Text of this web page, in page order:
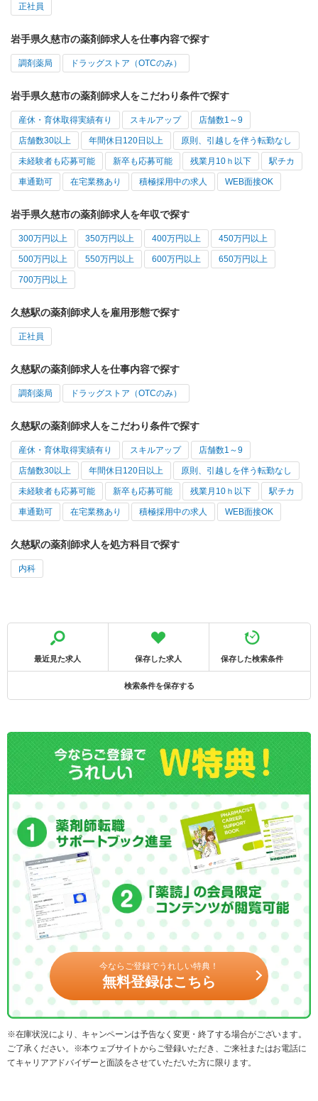
正社員
岩手県久慈市の薬剤師求人を仕事内容で探す
調剤薬局 ドラッグストア（OTCのみ）
岩手県久慈市の薬剤師求人をこだわり条件で探す
産休・育休取得実績有り スキルアップ 店舗数1～9
店舗数30以上 年間休日120日以上 原則、引越しを伴う転勤なし
未経験者も応募可能 新卒も応募可能 残業月10ｈ以下 駅チカ
車通勤可 在宅業務あり 積極採用中の求人 WEB面接OK
岩手県久慈市の薬剤師求人を年収で探す
300万円以上 350万円以上 400万円以上 450万円以上
500万円以上 550万円以上 600万円以上 650万円以上
700万円以上
久慈駅の薬剤師求人を雇用形態で探す
正社員
久慈駅の薬剤師求人を仕事内容で探す
調剤薬局 ドラッグストア（OTCのみ）
久慈駅の薬剤師求人をこだわり条件で探す
産休・育休取得実績有り スキルアップ 店舗数1～9
店舗数30以上 年間休日120日以上 原則、引越しを伴う転勤なし
未経験者も応募可能 新卒も応募可能 残業月10ｈ以下 駅チカ
車通勤可 在宅業務あり 積極採用中の求人 WEB面接OK
久慈駅の薬剤師求人を処方科目で探す
内科
最近見た求人 保存した求人 保存した検索条件
検索条件を保存する
今ならご登録でうれしい特典！
無料登録はこちら
※在庫状況により、キャンペーンは予告なく変更・終了する場合がございます。
ご了承ください。※本ウェブサイトからご登録いただき、ご来社またはお電話に
てキャリアアドバイザーと面談をさせていただいた方に限ります。